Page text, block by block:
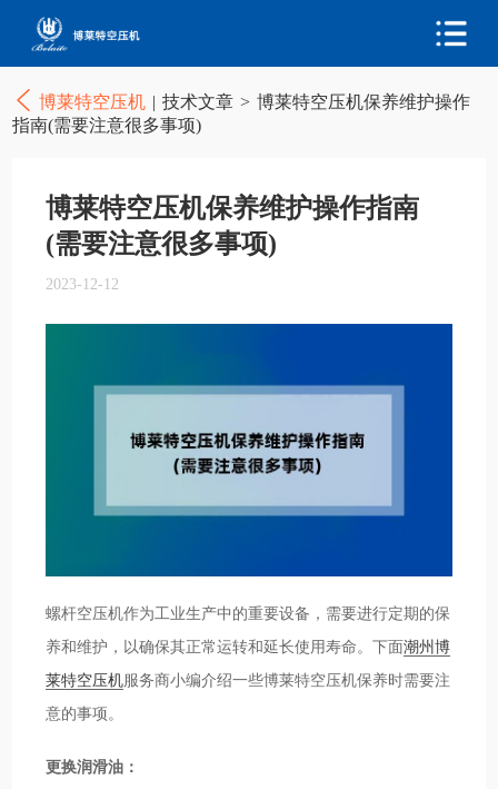
博莱特空压机 | 技术文章 > 博莱特空压机保养维护操作
指南(需要注意很多事项)
博莱特空压机保养维护操作指南
(需要注意很多事项)
2023-12-12
螺杆空压机作为工业生产中的重要设备，需要进行定期的保
养和维护，以确保其正常运转和延长使用寿命。下面潮州博
莱特空压机服务商小编介绍一些博莱特空压机保养时需要注
意的事项。
更换润滑油：